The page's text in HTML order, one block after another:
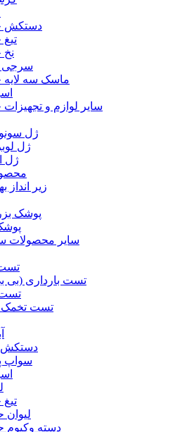
دستکش
سرجی
ماسک سه لایه
سایر لوازم و
ژل
ژل
ژل
زیر انداز
پوشک
سایر محصولات
تست بارداری (بی
تست
تست تخمک
دستکش
سواپ
دسته وکیوم